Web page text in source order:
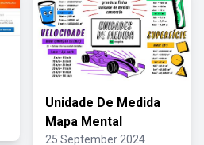
Unidade De Medida
Mapa Mental
25 September 2024